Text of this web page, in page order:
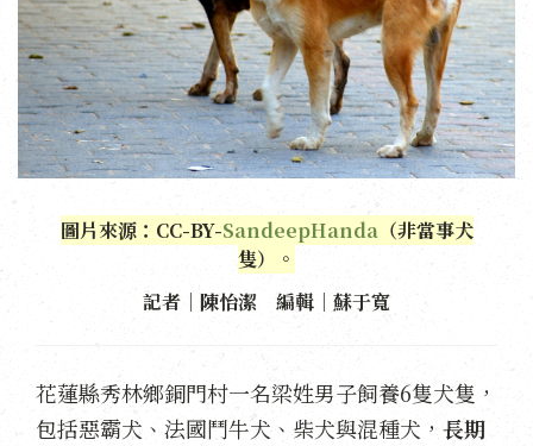
圖片來源：CC-BY-SandeepHanda（非當事犬
隻）。
記者｜陳怡潔 編輯｜蘇于寬
花蓮縣秀林鄉銅門村一名梁姓男子飼養6隻犬隻，
包括惡霸犬、法國鬥牛犬、柴犬與混種犬， 長期